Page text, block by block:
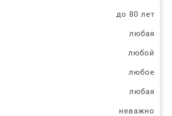
до 80 лет
любая
любой
любое
любая
неважно